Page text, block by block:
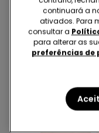
5,00 €-75%
continuará a
ativados. Para
consultar a
para alterar as
preferências de